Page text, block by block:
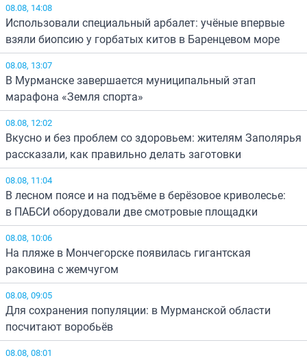
08.08, 14:08
Использовали специальный арбалет: учёные впервые
взяли биопсию у горбатых китов в Баренцевом море
08.08, 13:07
В Мурманске завершается муниципальный этап
марафона «Земля спорта»
08.08, 12:02
Вкусно и без проблем со здоровьем: жителям Заполярья
рассказали, как правильно делать заготовки
08.08, 11:04
В лесном поясе и на подъёме в берёзовое криволесье:
в ПАБСИ оборудовали две смотровые площадки
08.08, 10:06
На пляже в Мончегорске появилась гигантская
раковина с жемчугом
08.08, 09:05
Для сохранения популяции: в Мурманской области
посчитают воробьёв
08.08, 08:01